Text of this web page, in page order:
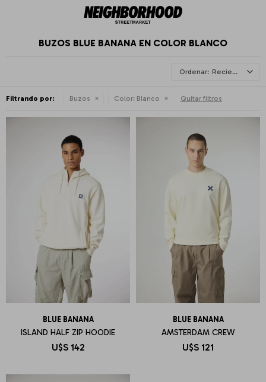
BUZOS BLUE BANANA EN COLOR BLANCO
Recientes
Filtrando por: Buzos Color: Blanco Quitar filtros
BLUE BANANA
ISLAND HALF ZIP HOODIE
U$S 142
BLUE BANANA
AMSTERDAM CREW
U$S 121